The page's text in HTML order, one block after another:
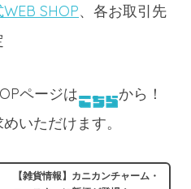
SHOP、各お取引先
ページは
から！
いただけます。
【雑貨情報】カニカンチャーム・